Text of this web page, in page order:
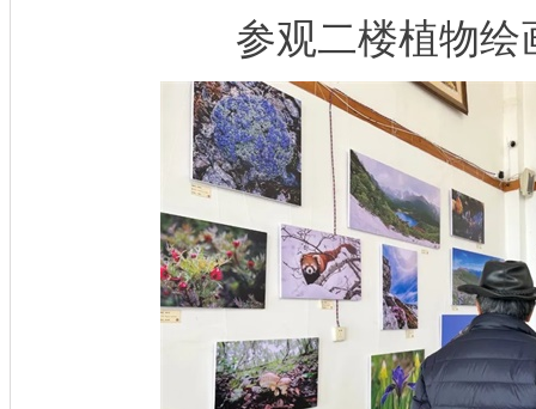
参观二楼植物绘